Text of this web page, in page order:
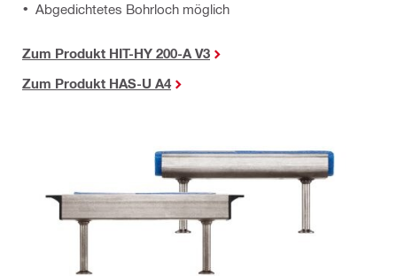
Abgedichtetes Bohrloch möglich
Zum Produkt HIT-HY 200-A V3
Zum Produkt HAS-U A4